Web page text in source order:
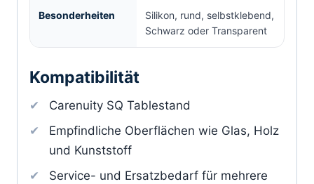
Besonderheiten
Silikon, rund, selbstklebend,
Schwarz oder Transparent
Kompatibilität
Carenuity SQ Tablestand
Empfindliche Oberflächen wie Glas, Holz
und Kunststoff
Service- und Ersatzbedarf für mehrere